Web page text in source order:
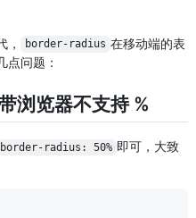
， border-radius 在移动端的表
点问题：
浏览器不支持 %
border-radius: 50% 即可，大致